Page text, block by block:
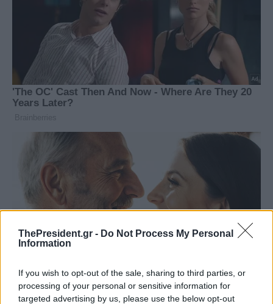
ThePresident.gr - Do Not Process My Personal
Information
If you wish to opt-out of the sale, sharing to third parties, or
processing of your personal or sensitive information for
targeted advertising by us, please use the below opt-out